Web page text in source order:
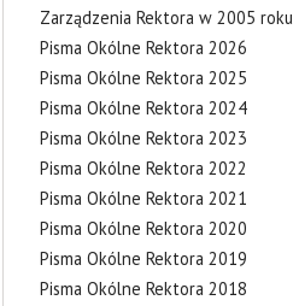
Zarządzenia Rektora w 2005 roku
Pisma Okólne Rektora 2026
Pisma Okólne Rektora 2025
Pisma Okólne Rektora 2024
Pisma Okólne Rektora 2023
Pisma Okólne Rektora 2022
Pisma Okólne Rektora 2021
Pisma Okólne Rektora 2020
Pisma Okólne Rektora 2019
Pisma Okólne Rektora 2018